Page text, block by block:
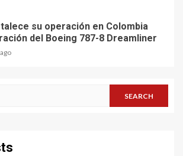
su operación en Colombia
del Boeing 787-8 Dreamliner